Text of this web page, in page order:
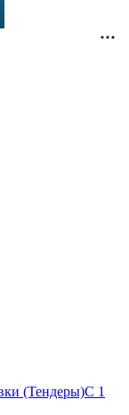
(Тендеры)С 1